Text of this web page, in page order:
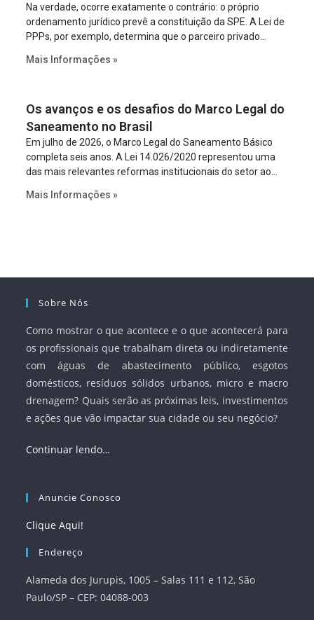
Na verdade, ocorre exatamente o contrário: o próprio
ordenamento jurídico prevê a constituição da SPE. A Lei de
PPPs, por exemplo, determina que o parceiro privado
empreendimento. Ou seja, a suposta “fraude à licitação” é
projeto a projeto.
Mais Informações »
Os avanços e os desafios do Marco Legal do
Saneamento no Brasil
Em julho de 2026, o Marco Legal do Saneamento Básico
completa seis anos. A Lei 14.026/2020 representou uma
das mais relevantes reformas institucionais do setor ao
serviços, ampliar a participação da iniciativa privada,
Mais Informações »
Sobre Nós
Como mostrar o que acontece e o que acontecerá para
os profissionais que trabalham direta ou indiretamente
com águas de abastecimento público, esgotos
domésticos, resíduos sólidos urbanos, micro e macro
drenagem? Quais serão as próximas leis, investimentos
e ações que vão impactar sua cidade ou seu negócio?
Continuar lendo…
Anuncie Conosco
Clique Aqui!
Endereço
Alameda dos Jurupis, 1005 – Salas 111 e 112, São
Paulo/SP – CEP: 04088-003